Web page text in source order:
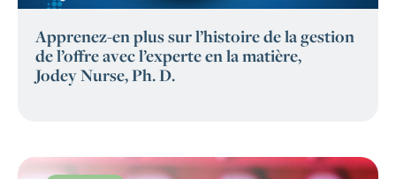
Apprenez-en plus sur l’histoire de la gestion
de l’offre avec l’experte en la matière,
Jodey Nurse, Ph. D.